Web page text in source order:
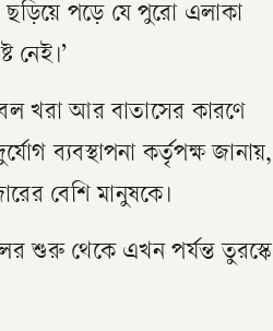
পড়ে যে পুরো এলাকা
নেই।’
খরা আর বাতাসের কারণে
ব্যবস্থাপনা কর্তৃপক্ষ জানায়,
বেশি মানুষকে।
শুরু থেকে এখন পর্যন্ত তুরস্কে